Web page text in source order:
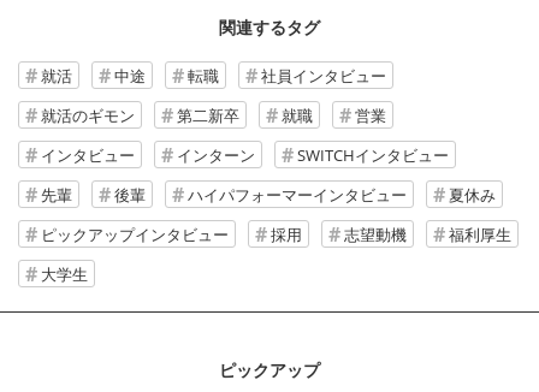
関連するタグ
就活 中途 転職
社員インタビュー
就活のギモン
第二新卒 就職
営業
インタビュー
インターン
SWITCHインタビュー
先輩
後輩 ハイパフォーマーインタビュー
夏休み
ピックアップインタビュー
採用 志望動機
福利厚生
大学生
ピックアップ